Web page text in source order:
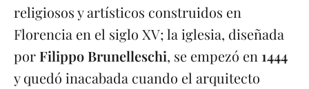
religiosos y artísticos construidos en
Florencia en el siglo XV; la iglesia, diseñada
por Filippo Brunelleschi, se empezó en 1444
y quedó inacabada cuando el arquitecto